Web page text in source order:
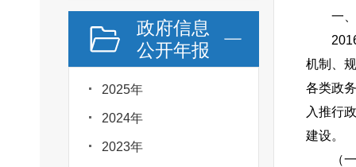
政府信息
公开年报
2025年
2024年
2023年
一
机制、
各类政
入推行
建设。
（